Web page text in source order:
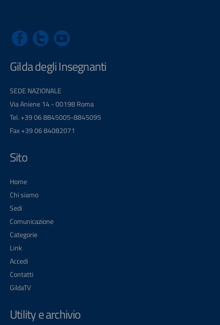
Gilda degli Insegnanti
SEDE NAZIONALE
Via Aniene 14 - 00198 Roma
Tel. +39 06 8845005-8845095
Fax +39 06 84082071
Sito
Home
Chi siamo
Sedi
Comunicazione
Categorie
Link
Accedi
Contatti
GildaTV
Utility e archivio